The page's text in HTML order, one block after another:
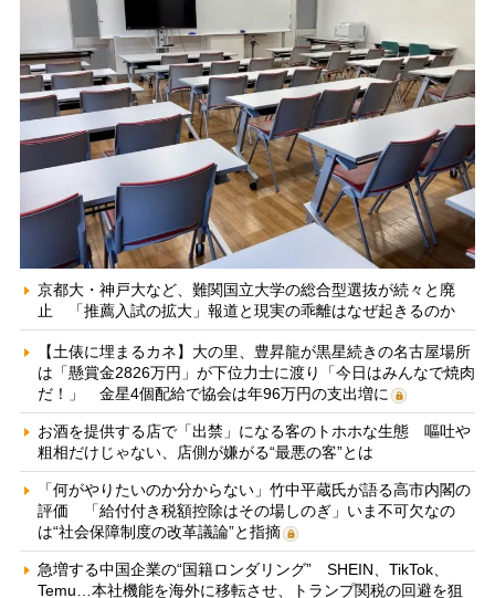
京都大・神戸大など、難関国立大学の総合型選抜が続々と廃
止 「推薦入試の拡大」報道と現実の乖離はなぜ起きるのか
【土俵に埋まるカネ】大の里、豊昇龍が黒星続きの名古屋場所
は「懸賞金2826万円」が下位力士に渡り「今日はみんなで焼肉
だ！」 金星4個配給で協会は年96万円の支出増に
お酒を提供する店で「出禁」になる客のトホホな生態 嘔吐や
粗相だけじゃない、店側が嫌がる“最悪の客”とは
「何がやりたいのか分からない」竹中平蔵氏が語る高市内閣の
評価 「給付付き税額控除はその場しのぎ」いま不可欠なの
は“社会保障制度の改革議論”と指摘
急増する中国企業の“国籍ロンダリング” SHEIN、TikTok、
Temu…本社機能を海外に移転させ、トランプ関税の回避を狙